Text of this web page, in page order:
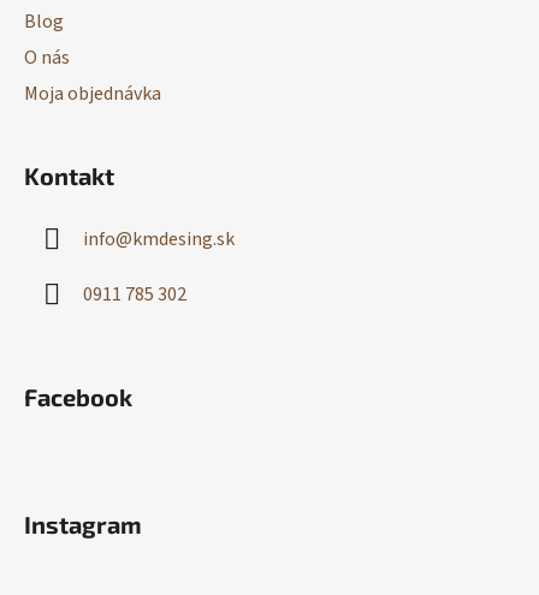
Blog
O nás
Moja objednávka
Kontakt
info@kmdesing.sk
0911 785 302
Facebook
Instagram